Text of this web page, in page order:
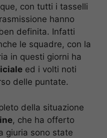
con tutti i tasselli
hanno
definita. Infatti
le squadre, con la
in questi giorni ha
ed i volti noti
delle puntate.
della situazione
, che ha offerto
giuria sono state